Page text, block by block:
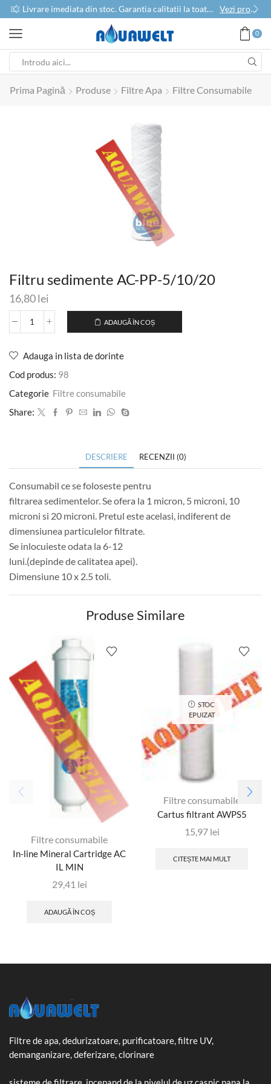
Livrare imediata din stoc. Garantia calitatii la toate produsele Vezi produse
0
Prima Pagină Produse Filtre Apa Filtre Consumabile
Filtru sedimente AC-PP-5/10/20
16,80lei
ADAUGĂ ÎN COȘ
Adauga in lista de dorinte
Cod produs: 98
Categorie Filtre consumabile
Share:
DESCRIERE RECENZII (0)
Consumabil ce se foloseste pentru
filtrarea sedimentelor. Se ofera la 1 micron, 5 microni, 10
microni si 20 microni. Pretul este acelasi, indiferent de
dimensiunea particulelor filtrate.
Se inlocuieste odata la 6-12
luni.(depinde de calitatea apei).
Dimensiune 10 x 2.5 toli.
Produse Similare
Filtre consumabile
In-line Mineral Cartridge AC
IL MIN
29,41 lei
ADAUGĂ ÎN COȘ
STOC
EPUIZAT
Filtre consumabile
Cartus filtrant AWPS5
15,97 lei
CITEȘTE MAI MULT
Filtre de apa, dedurizatoare, purificatoare, filtre UV,
demanganizare, deferizare, clorinare